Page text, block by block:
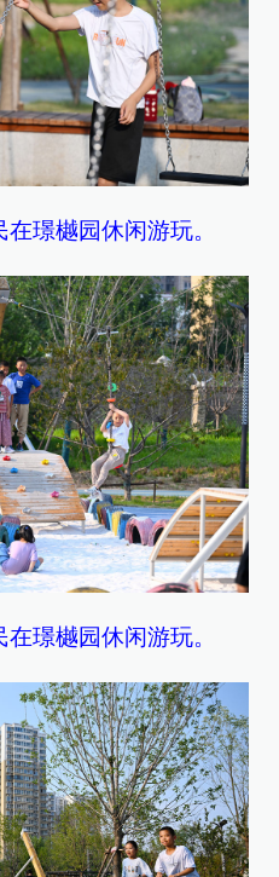
璟樾园休闲游玩。
璟樾园休闲游玩。